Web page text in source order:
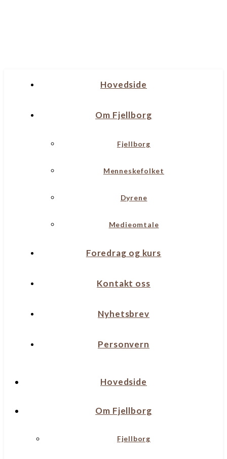
Hovedside
Om Fjellborg
Fjellborg
Menneskefolket
Dyrene
Medieomtale
Foredrag og kurs
Kontakt oss
Nyhetsbrev
Personvern
Hovedside
Om Fjellborg
Fjellborg